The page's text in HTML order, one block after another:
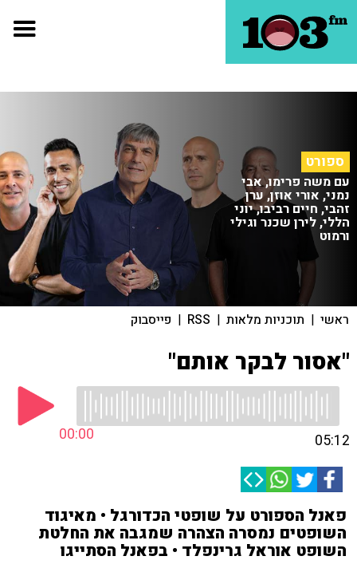
ספורט
עם משה פרימו, אבי
נמני, אורי אוזן, ערן
זהבי, חיים רביבו, יוני
הללי, לירן שכנר וגילי
ורמוט
ראשי | תוכניות מלאות |
RSS
| פייסבוק
"אסור לבקר אותם"
00:00 05:12
פאנל הספורט על שופטי הכדורגל • מאיגוד
השופטים נמסרה הצהרה שמגבה את החלטת
השופט אוראל גרינפלד • בפאנל הסתייגו